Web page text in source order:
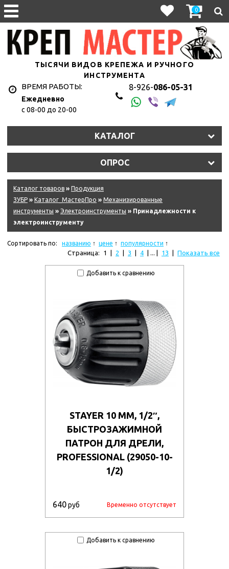
0
ТЫСЯЧИ ВИДОВ КРЕПЕЖА И РУЧНОГО
ИНСТРУМЕНТА
ВРЕМЯ РАБОТЫ:
Ежедневно
с 08-00 до 20-00
8-926-086-05-31
КАТАЛОГ
ОПРОС
Каталог товаров » Продукция
ЗУБР » Каталог_МастерПро » Механизированные
инструменты » Электроинструменты » Принадлежности к
электроинструменту
Сортировать по: названию цене популярности
Страница: 1 2 3 4 | ... | 13 Показать все
Добавить к сравнению
STAYER 10 ММ, 1/2″,
БЫСТРОЗАЖИМНОЙ
ПАТРОН ДЛЯ ДРЕЛИ,
PROFESSIONAL (29050-10-
1/2)
640руб Временно отсутствует
Добавить к сравнению